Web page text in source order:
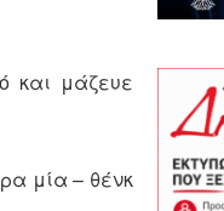
και μάζευε
μία – θένκ